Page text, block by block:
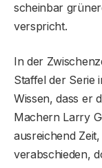
scheinbar
verspricht.
In der
Staffel der Serie
Wissen, dass er
Machern Larry
ausreichend
verabschieden,